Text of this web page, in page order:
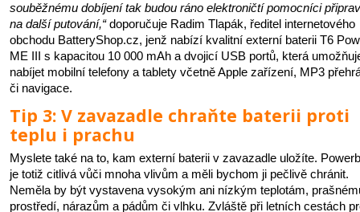
souběžnému dobíjení tak budou ráno elektroničtí pomocníci
na další putování,“doporučuje Radim Tlapák, ředitel internetového
obchodu BatteryShop.cz, jenž nabízí kvalitní externí baterii T6
ME III s kapacitou 10 000 mAh a dvojicí USB portů, která
nabíjet mobilní telefony a tablety včetně Apple zařízení, MP3
či navigace.
Tip 3: V zavazadle chraňte baterii proti
teplu i prachu
Myslete také na to, kam externí baterii v zavazadle uložíte.
je totiž citlivá vůči mnoha vlivům a měli bychom ji pečlivě chránit.
Neměla by být vystavena vysokým ani nízkým teplotám,
prostředí, nárazům a pádům či vlhku. Zvláště při letních cestách